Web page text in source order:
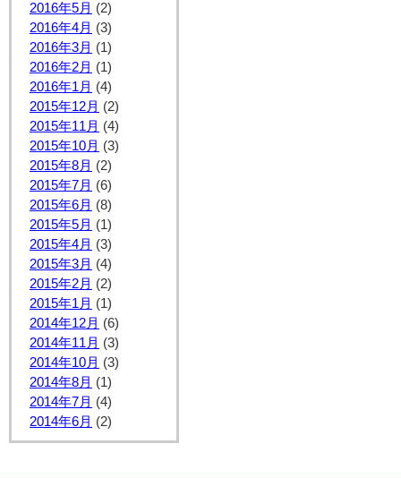
2016年5月 (2)
2016年4月 (3)
2016年3月 (1)
2016年2月 (1)
2016年1月 (4)
2015年12月 (2)
2015年11月 (4)
2015年10月 (3)
2015年8月 (2)
2015年7月 (6)
2015年6月 (8)
2015年5月 (1)
2015年4月 (3)
2015年3月 (4)
2015年2月 (2)
2015年1月 (1)
2014年12月 (6)
2014年11月 (3)
2014年10月 (3)
2014年8月 (1)
2014年7月 (4)
2014年6月 (2)